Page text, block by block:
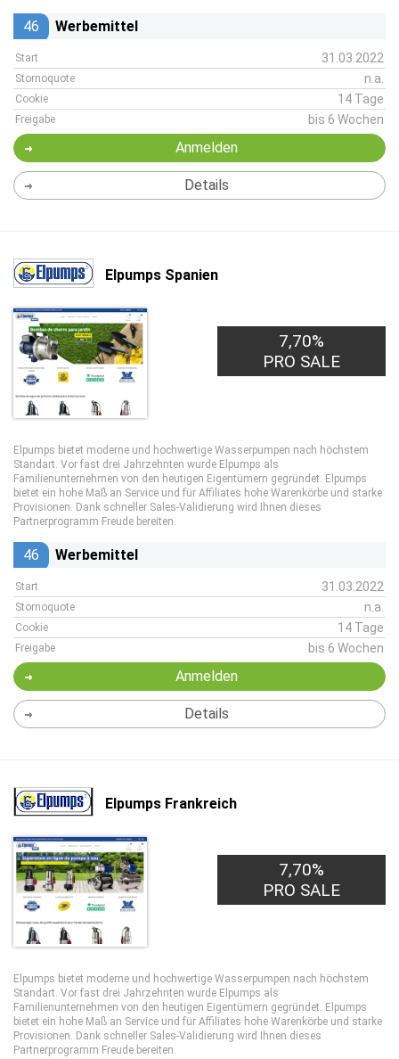
46 Werbemittel
Start 31.03.2022
Stornoquote n.a.
Cookie 14 Tage
Freigabe bis 6 Wochen
Anmelden
Details
Elpumps Spanien
7,70%
PRO SALE
Elpumps bietet moderne und hochwertige Wasserpumpen nach höchstem
Standart. Vor fast drei Jahrzehnten wurde Elpumps als
Familienunternehmen von den heutigen Eigentümern gegründet. Elpumps
bietet ein hohe Maß an Service und für Affiliates hohe Warenkörbe und starke
Provisionen. Dank schneller Sales-Validierung wird Ihnen dieses
Partnerprogramm Freude bereiten.
46 Werbemittel
Start 31.03.2022
Stornoquote n.a.
Cookie 14 Tage
Freigabe bis 6 Wochen
Anmelden
Details
Elpumps Frankreich
7,70%
PRO SALE
Elpumps bietet moderne und hochwertige Wasserpumpen nach höchstem
Standart. Vor fast drei Jahrzehnten wurde Elpumps als
Familienunternehmen von den heutigen Eigentümern gegründet. Elpumps
bietet ein hohe Maß an Service und für Affiliates hohe Warenkörbe und starke
Provisionen. Dank schneller Sales-Validierung wird Ihnen dieses
Partnerprogramm Freude bereiten.